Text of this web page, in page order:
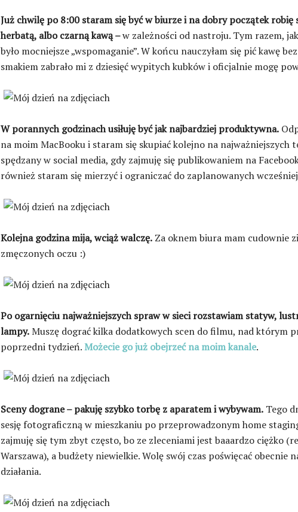
Już chwilę po 8:00 staram się być w biurze i na dobry początek robię
herbatą, albo czarną kawą –w zależności od nastroju. Tym razem,
było mocniejsze „wspomaganie”. W końcu nauczyłam się pić kawę
smakiem zabrało mi z dziesięć wypitych kubków i oficjalnie mogę
W porannych godzinach usiłuję być jak najbardziej produktywna.
na moim MacBooku i staram się skupiać kolejno na najważniejszych
spędzany w social media, gdy zajmuję się publikowaniem na
również staram się mierzyć i ograniczać do zaplanowanych
Kolejna godzina mija, wciąż walczę. Za oknem biura mam cudownie
zmęczonych oczu :)
Po ogarnięciu najważniejszych spraw w sieci rozstawiam statyw,
lampy.Muszę dograć kilka dodatkowych scen do filmu, nad którym
poprzedni tydzień.Możecie go już obejrzeć na moim kanale.
Sceny dograne – pakuję szybko torbę z aparatem i wybywam. Tego
sesję fotograficzną w mieszkaniu po przeprowadzonym home
zajmuję się tym zbyt często, bo ze zleceniami jest baaardzo ciężko
Warszawa), a budżety niewielkie. Wolę swój czas poświęcać obecnie
działania.